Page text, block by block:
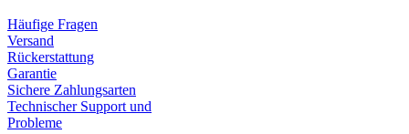
Häufige Fragen
Versand
Rückerstattung
Garantie
Sichere Zahlungsarten
Technischer Support und
Probleme